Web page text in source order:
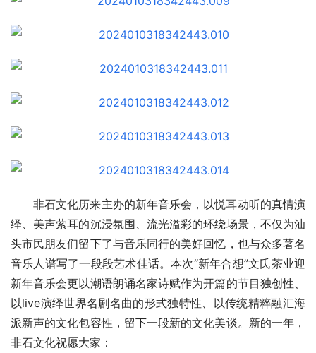
非石文化历来主办的新年音乐会，以悦耳动听的真情演
绎、美声萦耳的沉浸氛围、流光溢彩的环绕场景，不仅为汕
头市民朋友们留下了与音乐同行的美好回忆，也与众多著名
音乐人谱写了一段段艺术佳话。本次“新年合想”文氏茶业迎
新年音乐会更以潮语朗诵名家诗赋作为开篇的节目独创性、
以live演绎世界名剧名曲的形式独特性、以传统精粹融汇海
派新声的文化包容性，留下一段新的文化美谈。新的一年，
非石文化祝愿大家：